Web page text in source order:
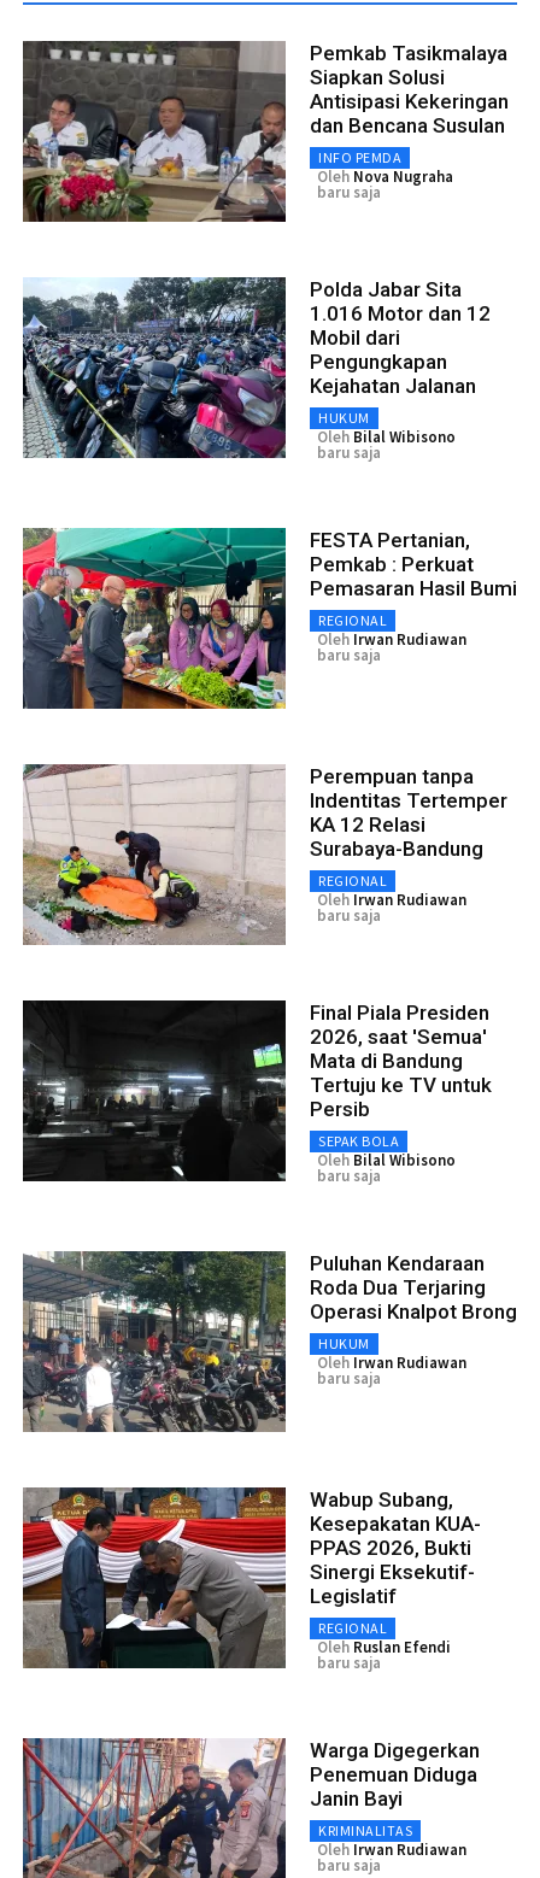
Pemkab Tasikmalaya
Siapkan Solusi
Antisipasi Kekeringan
dan Bencana Susulan
INFO PEMDA
Oleh Nova Nugraha
baru saja
Polda Jabar Sita
1.016 Motor dan 12
Mobil dari
Pengungkapan
Kejahatan Jalanan
HUKUM
Oleh Bilal Wibisono
baru saja
FESTA Pertanian,
Pemkab : Perkuat
Pemasaran Hasil Bumi
REGIONAL
Oleh Irwan Rudiawan
baru saja
Perempuan tanpa
Indentitas Tertemper
KA 12 Relasi
Surabaya-Bandung
REGIONAL
Oleh Irwan Rudiawan
baru saja
Final Piala Presiden
2026, saat 'Semua'
Mata di Bandung
Tertuju ke TV untuk
Persib
SEPAK BOLA
Oleh Bilal Wibisono
baru saja
Puluhan Kendaraan
Roda Dua Terjaring
Operasi Knalpot Brong
HUKUM
Oleh Irwan Rudiawan
baru saja
Wabup Subang,
Kesepakatan KUA-
PPAS 2026, Bukti
Sinergi Eksekutif-
Legislatif
REGIONAL
Oleh Ruslan Efendi
baru saja
Warga Digegerkan
Penemuan Diduga
Janin Bayi
KRIMINALITAS
Oleh Irwan Rudiawan
baru saja